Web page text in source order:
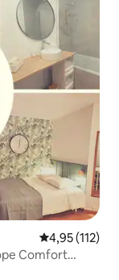
Gemiddelde
4,95 (112)
Comfort